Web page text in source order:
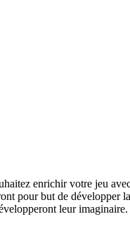
enrichir votre jeu
pour but de développer
leur